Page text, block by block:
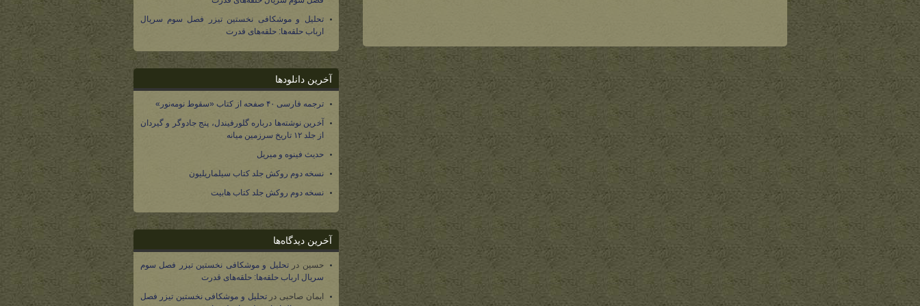
تحلیل و موشکافی نخستین تیزر فصل سوم سریال
ارباب حلقه‌ها: حلقه‌های قدرت
آخرین دانلودها
ترجمه فارسی ۴۰ صفحه از کتاب «سقوط نومه‌نور»
آخرین نوشته‌ها درباره گلورفیندل، پنج جادوگر و گیردان
از جلد ۱۲ تاریخ سرزمین میانه
حدیث فینوه و میریل
نسخه دوم روکش جلد کتاب سیلماریلیون
نسخه دوم روکش جلد کتاب هابیت
آخرین دیدگاه‌ها
حسین درتحلیل و موشکافی نخستین تیزر فصل سوم
سریال ارباب حلقه‌ها: حلقه‌های قدرت
ایمان صاحبی درتحلیل و موشکافی نخستین تیزر فصل